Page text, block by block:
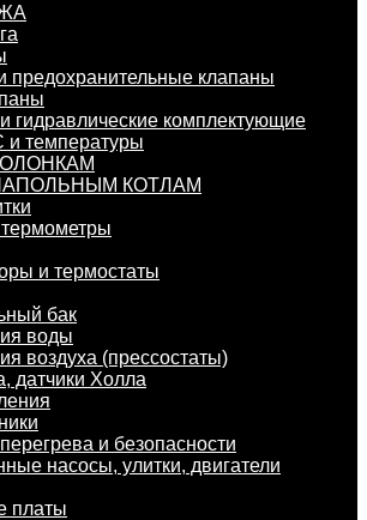
предохранительные клапаны
гидравлические комплектующие
и температуры
НАПОЛЬНЫМ КОТЛАМ
и термостаты
бак
воды
воздуха (прессостаты)
датчики Холла
и безопасности
насосы, улитки, двигатели
платы